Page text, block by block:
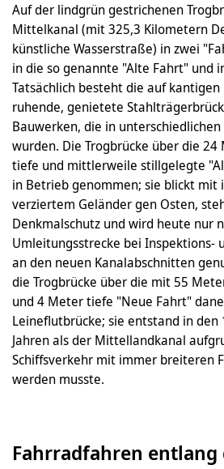
Auf der lindgrün gestrichenen
Mittelkanal (mit 325,3 Kilometern
künstliche Wasserstraße) in zwei
in die so genannte "Alte Fahrt" und
Tatsächlich besteht die auf
ruhende, genietete
Bauwerken, die in
wurden. Die Trogbrücke über die
tiefe und mittlerweile stillgelegte
in Betrieb genommen; sie blickt mit
verziertem Geländer gen Osten,
Denkmalschutz und wird heute nur
Umleitungsstrecke bei Inspekti­ons-
an den neuen Kanalabschnitten
die Trogbrücke über die mit 55
und 4 Meter tiefe "Neue Fahrt"
Leineflutbrücke; sie entstand in den
Jahren als der Mittellandkanal
Schiffsverkehr mit immer breiteren
werden musste.
Fahrradfahren entlang